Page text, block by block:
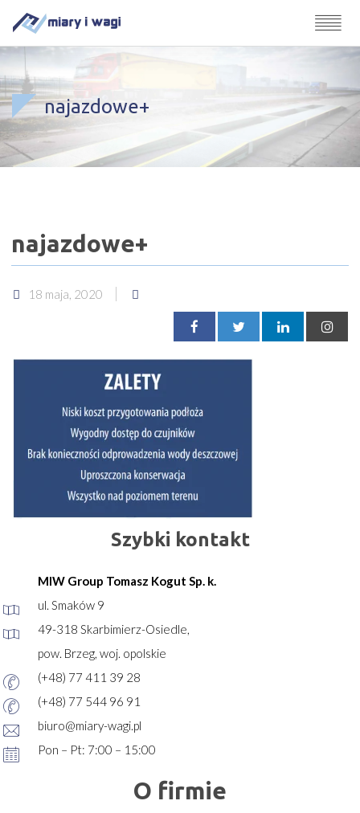
najazdowe+
najazdowe+
18 maja, 2020
Szybki kontakt
MIW Group Tomasz Kogut Sp. k.
ul. Smaków 9
49-318 Skarbimierz-Osiedle,
pow. Brzeg, woj. opolskie
(+48) 77 411 39 28
(+48) 77 544 96 91
biuro@miary-wagi.pl
Pon – Pt: 7:00 – 15:00
O firmie